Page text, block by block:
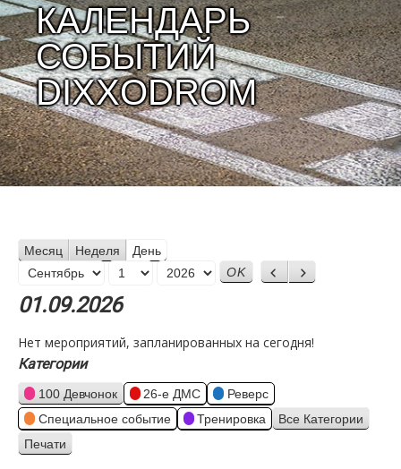
КАЛЕНДАРЬ
СОБЫТИЙ
DIXXODROM
Месяц Неделя День
Месяц
День
Год
Назад
Вперед
01.09.2026
Нет мероприятий, запланированных на сегодня!
Категории
100 Девчонок 26-е ДМС
Реверс
Специальное событие
Тренировка Все Категории
Просмотр
Печати